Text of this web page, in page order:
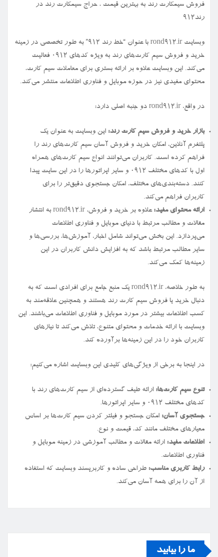
فروش سیمكارت رند به بهترین قیمت ، حراج سیمكارت رند در
رند912
وبسایت rond912.ir با عنوان “خط رند ۹۱۲” به طور تخصصی در زمینه
خرید و فروش سیم کارت‌های رند به ویژه کدهای ۰۹۱۲ فعالیت
می‌کند. این وبسایت علاوه بر ارائه بستری برای معاملات سیم کارت،
محتوای مفیدی نیز در حوزه موبایل و فناوری اطلاعات منتشر می‌کند.
در واقع، rond912.ir دو جنبه اصلی دارد:
بازار خرید و فروش سیم کارت رند: این وبسایت به عنوان یک
پلتفرم آنلاین، امکان خرید و فروش آسان سیم کارت‌های رند را
فراهم کرده است. کاربران می‌توانند انواع سیم کارت‌های همراه
اول با کدهای مختلف ۰۹۱۲ و سایر اپراتورها را در این سایت پیدا
کنند. دسته‌بندی‌های مختلف، امکان جستجوی دقیق‌تر را برای
کاربران فراهم می‌کند.
ارائه محتوای مفید:
علاوه بر خرید و فروش، rond912.ir به انتشار
مقالات و مطالب مرتبط با دنیای موبایل و فناوری اطلاعات
می‌پردازد. این بخش می‌تواند شامل اخبار، آموزش‌ها، بررسی‌ها و
سایر مطالب مرتبط باشد که به افزایش دانش کاربران در این
زمینه‌ها کمک می‌کند.
به طور خلاصه، rond912.ir یک منبع جامع برای افرادی است که به
دنبال خرید یا فروش سیم کارت رند هستند و همچنین علاقه‌مند به
کسب اطلاعات بیشتر در مورد موبایل و فناوری اطلاعات می‌باشند. این
وبسایت با ارائه خدمات و محتوای متنوع، تلاش می‌کند تا نیازهای
کاربران خود را در این زمینه‌ها برآورده کند.
در اینجا به برخی از ویژگی‌های کلیدی این وبسایت اشاره می‌کنیم:
تنوع سیم کارت‌ها: ارائه طیف گسترده‌ای از سیم کارت‌های رند با
کدهای مختلف ۰۹۱۲ و سایر اپراتورها.
جستجوی آسان: امکان جستجو و فیلتر کردن سیم کارت‌ها بر اساس
معیارهای مختلف مانند کد، قیمت و نوع.
اطلاعات مفید: ارائه مقالات و مطالب آموزشی در زمینه موبایل و
فناوری اطلاعات.
رابط کاربری مناسب: طراحی ساده و کاربرپسند وبسایت که استفاده
از آن را برای همه آسان می‌کند.
ما را بیابید